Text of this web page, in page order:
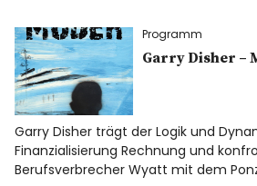
Programm
Garry Disher –
Garry Disher trägt der Logik und
Finanzialisierung Rechnung und
Berufsverbrecher Wyatt mit dem